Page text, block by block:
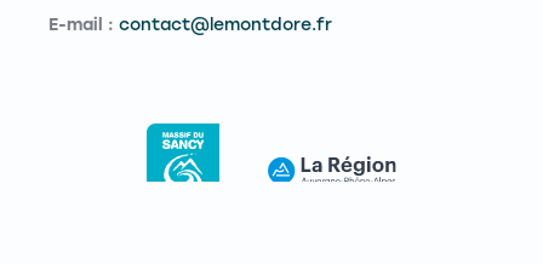
E-mail : contact@lemontdore.fr